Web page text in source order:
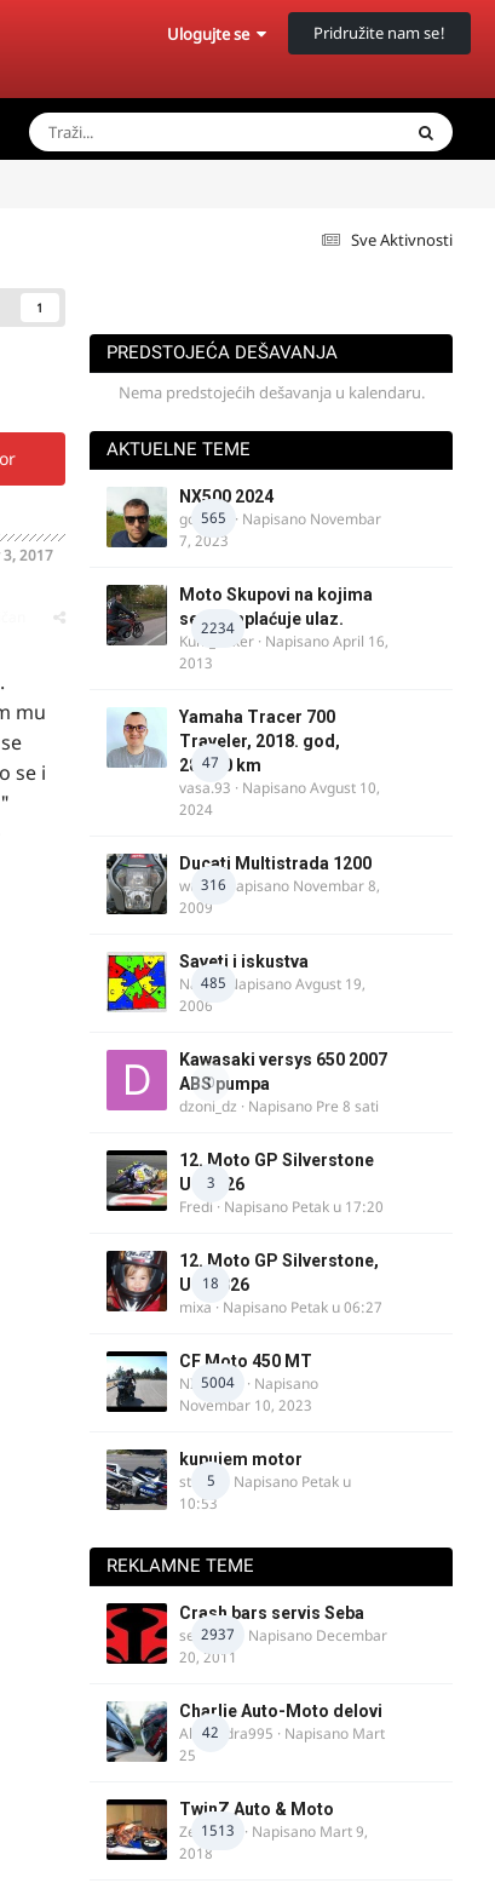
Ulogujte se Pridružite nam se!
Sve Aktivnosti
1
2017
mu
se i
PREDSTOJEĆA DEŠAVANJA
Nema predstojećih dešavanja u kalendaru.
AKTUELNE TEME
565
NX500 2024
godovic · Napisano Novembar
7, 2023
2234
Moto Skupovi na kojima
se ne naplaćuje ulaz.
Kum_Mixer · NapisanoApril 16,
2013
47
Yamaha Tracer 700
Traveler, 2018. god,
28.100 km
vasa.93 · NapisanoAvgust 10,
2024
316
Ducati Multistrada 1200
wulfy· Napisano Novembar 8,
2009
485
Saveti i iskustva
Najzli· NapisanoAvgust 19,
2006
0
Kawasaki versys 650 2007
ABS pumpa
dzoni_dz · Napisano Pre 8 sati
3
12. Moto GP Silverstone
UK 2026
Fredi · Napisano Petak u 17:20
18
12. Moto GP Silverstone,
UK, 2026
mixa · Napisano Petak u 06:27
5004
CF Moto 450 MT
NIKOLA 1
· Napisano
Novembar 10, 2023
5
kupujem motor
strugo · Napisano Petak u
10:53
REKLAMNE TEME
2937
Crash bars servis Seba
seba011 · Napisano Decembar
20, 2011
42
Charlie Auto-Moto delovi
Alexandra995 · Napisano Mart
25
1513
TwinZ Auto & Moto
Zeljkamp · Napisano Mart 9,
2018